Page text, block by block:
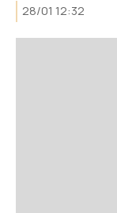
28/01 12:32